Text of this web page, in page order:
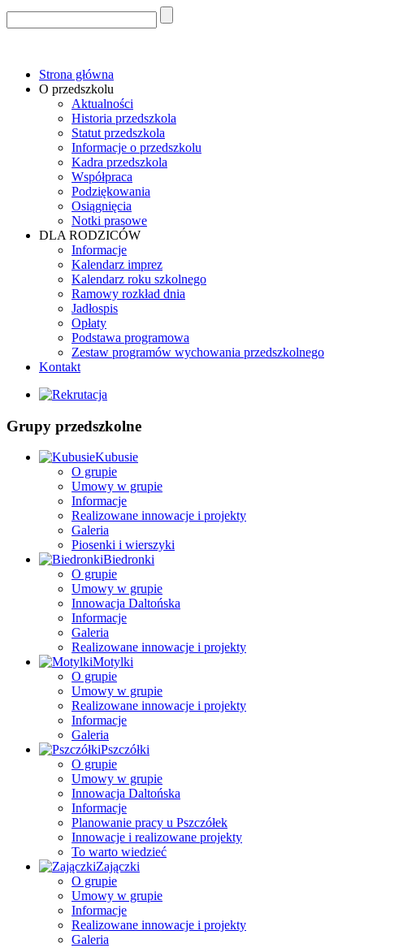
Strona główna
O przedszkolu
Aktualności
Historia przedszkola
Statut przedszkola
Informacje o przedszkolu
Kadra przedszkola
Współpraca
Podziękowania
Osiągnięcia
Notki prasowe
DLA RODZICÓW
Informacje
Kalendarz imprez
Kalendarz roku szkolnego
Ramowy rozkład dnia
Jadłospis
Opłaty
Podstawa programowa
Zestaw programów wychowania przedszkolnego
Kontakt
Grupy przedszkolne
Kubusie
O grupie
Umowy w grupie
Informacje
Realizowane innowacje i projekty
Galeria
Piosenki i wierszyki
Biedronki
O grupie
Umowy w grupie
Innowacja Daltońska
Informacje
Galeria
Realizowane innowacje i projekty
Motylki
O grupie
Umowy w grupie
Realizowane innowacje i projekty
Informacje
Galeria
Pszczółki
O grupie
Umowy w grupie
Innowacja Daltońska
Informacje
Planowanie pracy u Pszczółek
Innowacje i realizowane projekty
To warto wiedzieć
Zajączki
O grupie
Umowy w grupie
Informacje
Realizowane innowacje i projekty
Galeria